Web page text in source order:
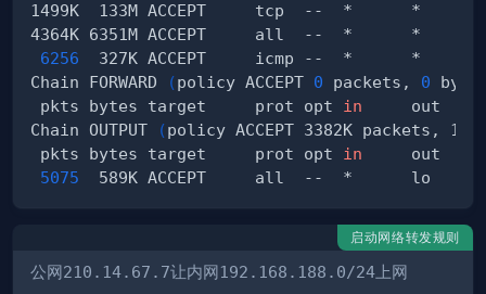
1499K  133M ACCEPT     tcp  --  *
4364K 6351M ACCEPT     all  --  *
6256
327K ACCEPT     icmp --  *
Chain FORWARD
(policy ACCEPT 0 packets, 0
pkts bytes target     prot opt in
Chain OUTPUT
(policy ACCEPT 3382K packets,
pkts bytes target     prot opt in
5075
589K ACCEPT     all  --  *
启动网络转发规则
公网 210.14.67.7让内网 192.168.188.0/24 上网